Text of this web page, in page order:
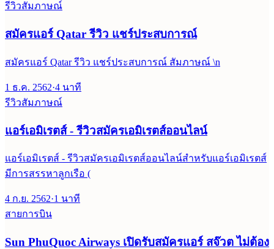
รีวิวสัมภาษณ์
สมัครแอร์ Qatar รีวิว แชร์ประสบการณ์
สมัครแอร์ Qatar รีวิว แชร์ประสบการณ์ สัมภาษณ์ \n
1 ธ.ค. 2562·4 นาที
รีวิวสัมภาษณ์
แอร์เอมิเรตส์ - รีวิวสมัครเอมิเรตส์ออนไลน์
แอร์เอมิเรตส์ - รีวิวสมัครเอมิเรตส์ออนไลน์สำหรับแอร์เอมิเรตส์
มีการสรรหาลูกเรือ (
4 ก.ย. 2562·1 นาที
สายการบิน
Sun PhuQuoc Airways เปิดรับสมัครแอร์ สจ๊วต ไม่ต้อง